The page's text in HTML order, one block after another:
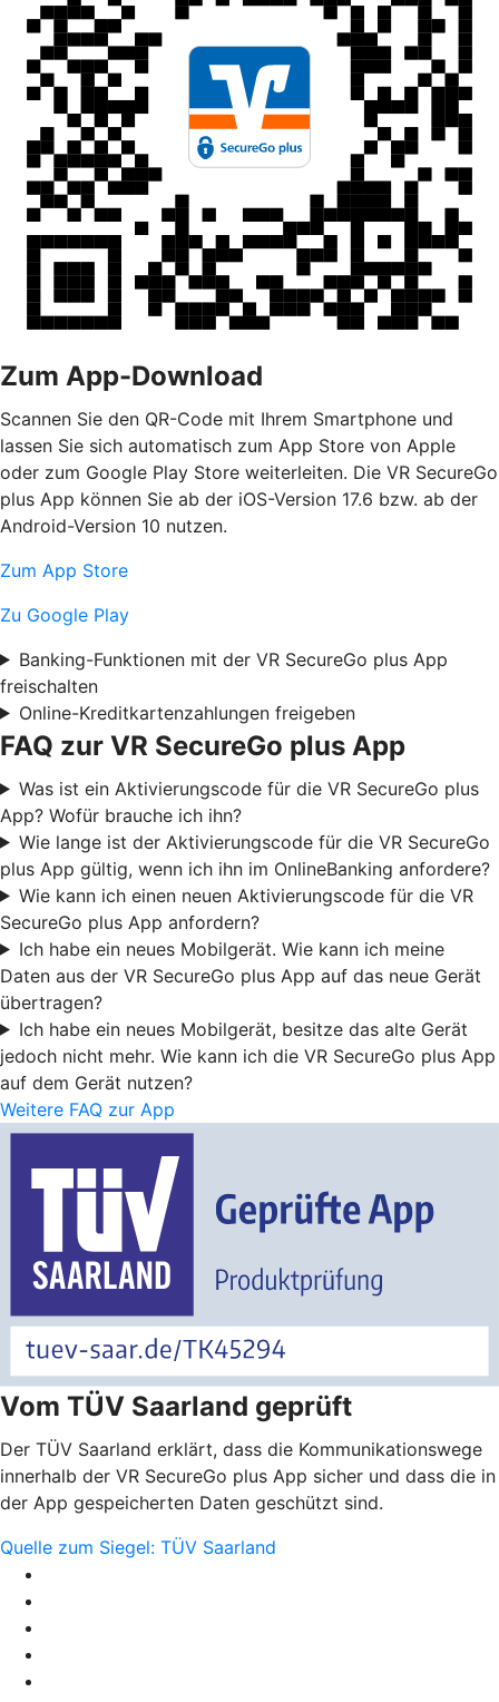
Zum App-Download
Scannen Sie den QR-Code mit Ihrem Smartphone und
lassen Sie sich automatisch zum App Store von Apple
oder zum Google Play Store weiterleiten. Die VR SecureGo
plus App können Sie ab der iOS-Version 17.6 bzw. ab der
Android-Version 10 nutzen.
Zum App Store
Zu Google Play
Banking-Funktionen mit der VR SecureGo plus App
freischalten
Online-Kreditkartenzahlungen freigeben
FAQ zur VR SecureGo plus App
Was ist ein Aktivierungscode für die VR SecureGo plus
App? Wofür brauche ich ihn?
Wie lange ist der Aktivierungscode für die VR SecureGo
plus App gültig, wenn ich ihn im OnlineBanking anfordere?
Wie kann ich einen neuen Aktivierungscode für die VR
SecureGo plus App anfordern?
Ich habe ein neues Mobilgerät. Wie kann ich meine
Daten aus der VR SecureGo plus App auf das neue Gerät
übertragen?
Ich habe ein neues Mobilgerät, besitze das alte Gerät
jedoch nicht mehr. Wie kann ich die VR SecureGo plus App
auf dem Gerät nutzen?
Weitere FAQ zur App
Vom TÜV Saarland geprüft
Der TÜV Saarland erklärt, dass die Kommunikationswege
innerhalb der VR SecureGo plus App sicher und dass die in
der App gespeicherten Daten geschützt sind.
Quelle zum Siegel: TÜV Saarland